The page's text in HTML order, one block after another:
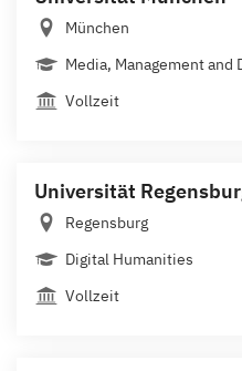
München
Media, Management and
Vollzeit
Universität
Regensburg
Digital Humanities
Vollzeit